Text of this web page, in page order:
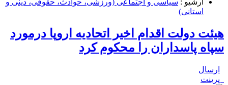
آرشیو : سیاسی و اجتماعی (ورزشی، حوادث، حقوقی، دینی و
استانی)
هیئت دولت اقدام اخیر اتحادیه اروپا درمورد
سپاه پاسداران را محکوم کرد
ارسال
پرینت